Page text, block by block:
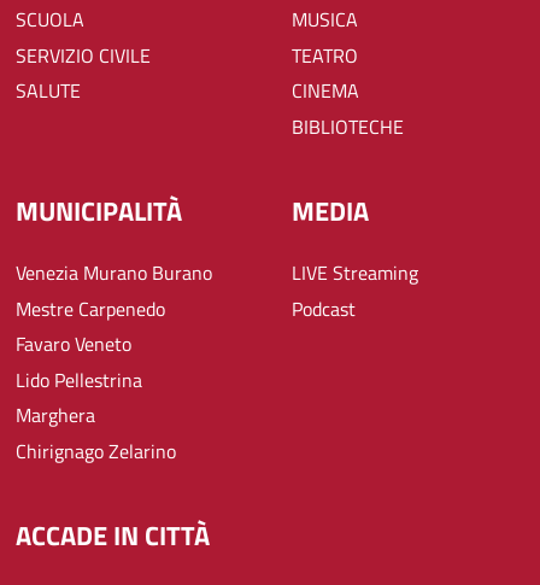
SCUOLA
SERVIZIO CIVILE
SALUTE
MUSICA
TEATRO
CINEMA
BIBLIOTECHE
MUNICIPALITÀ
Venezia Murano Burano
Mestre Carpenedo
Favaro Veneto
Lido Pellestrina
Marghera
Chirignago Zelarino
MEDIA
LIVE Streaming
Podcast
ACCADE IN CITTÀ